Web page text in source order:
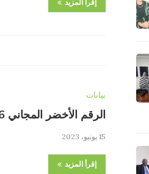
إقرأ المزيد
بيانات
الرقم الأخضر المجاني 1916 الخاص بالتبليغ عن حالات الإتجار بالأشخاص وتهريب المهاجرين
15 يونيو، 2023
إقرأ المزيد